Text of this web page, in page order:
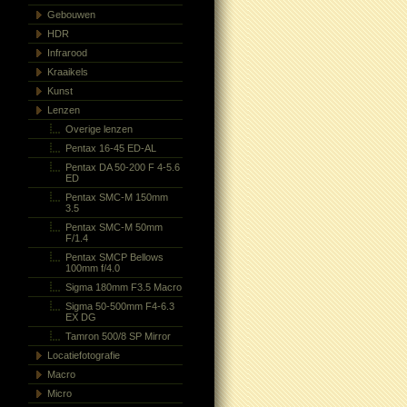
Gebouwen
HDR
Infrarood
Kraaikels
Kunst
Lenzen
Overige lenzen
Pentax 16-45 ED-AL
Pentax DA 50-200 F 4-5.6
ED
Pentax SMC-M 150mm
3.5
Pentax SMC-M 50mm
F/1.4
Pentax SMCP Bellows
100mm f/4.0
Sigma 180mm F3.5 Macro
Sigma 50-500mm F4-6.3
EX DG
Tamron 500/8 SP Mirror
Locatiefotografie
Macro
Micro